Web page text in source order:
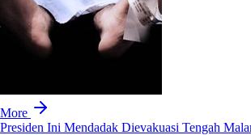
More
Presiden Ini Mendadak Dievakuasi Tengah